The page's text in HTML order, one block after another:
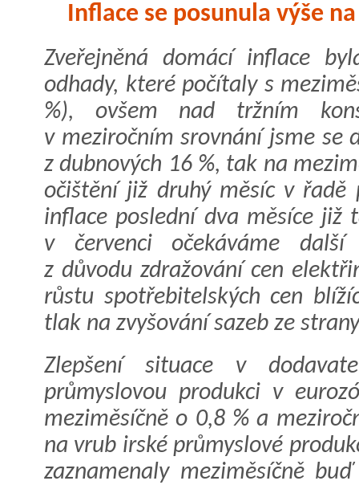
Inflace se posunula výše
Zveřejněná domácí inflace
odhady, které počítaly s
%), ovšem nad tržním
v meziročním srovnání jsme se
z dubnových 16 %, tak na
očištění již druhý měsíc v řadě
inflace poslední dva měsíce již
v červenci očekáváme
z důvodu zdražování cen
růstu spotřebitelských cen
tlak na zvyšování sazeb ze
Zlepšení situace v
průmyslovou produkci v
meziměsíčně o 0,8 % a
na vrub irské průmyslové
zaznamenaly meziměsíčně